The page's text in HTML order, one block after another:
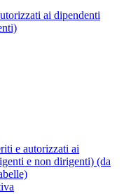
ai dipendenti
e autorizzati ai
e non dirigenti) (da